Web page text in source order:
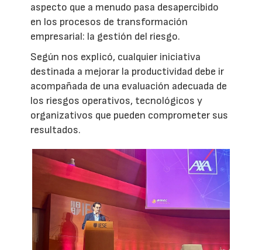
aspecto que a menudo pasa desapercibido
en los procesos de transformación
empresarial: la gestión del riesgo.
Según nos explicó, cualquier iniciativa
destinada a mejorar la productividad debe ir
acompañada de una evaluación adecuada de
los riesgos operativos, tecnológicos y
organizativos que pueden comprometer sus
resultados.